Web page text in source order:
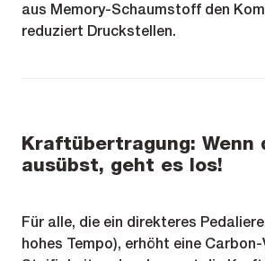
aus Memory-Schaumstoff den
reduziert Druckstellen.
Kraftübertragung: Wenn
ausübst, geht es los!
Für alle, die ein direkteres
hohes Tempo), erhöht eine